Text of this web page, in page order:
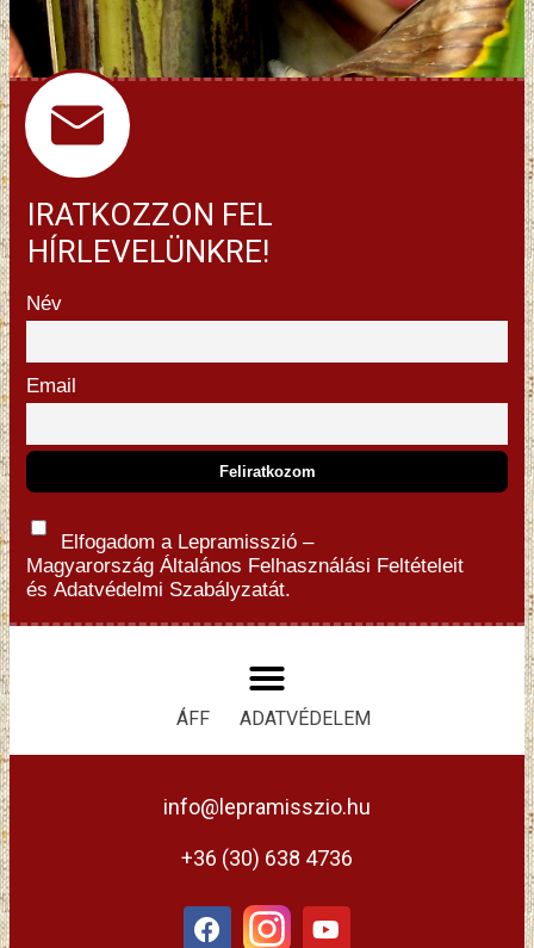
IRATKOZZON FEL
HÍRLEVELÜNKRE!
Név
Email
Elfogadom a Lepramisszió –
Magyarország Általános Felhasználási Feltételeit
és Adatvédelmi Szabályzatát.
ÁFF ADATVÉDELEM
info@lepramisszio.hu
+36 (30) 638 4736